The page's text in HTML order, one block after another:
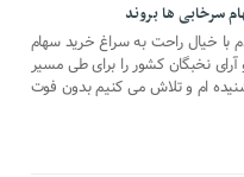
سرخابی ها بروند
با خیال راحت به سراغ خرید سهام
نخبگان کشور را برای طی مسیر
ام و تلاش می کنیم بدون فوت